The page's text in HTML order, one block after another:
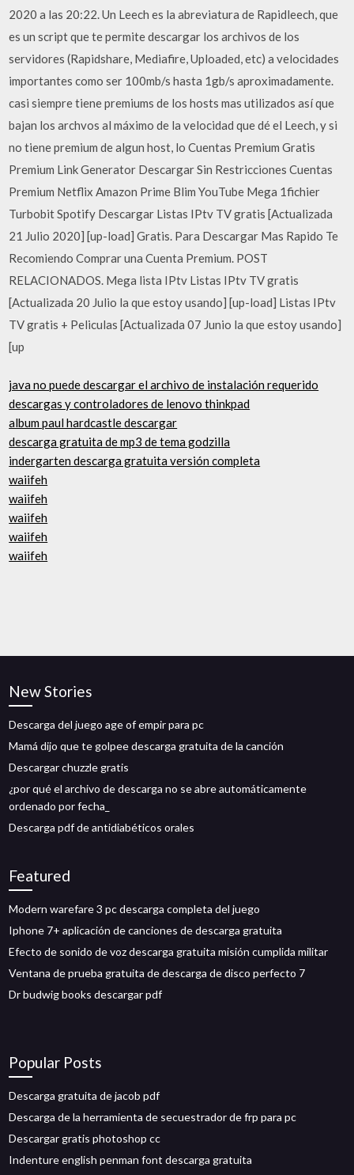
2020 a las 20:22. Un Leech es la abreviatura de Rapidleech, que
es un script que te permite descargar los archivos de los
servidores (Rapidshare, Mediafire, Uploaded, etc) a velocidades
importantes como ser 100mb/s hasta 1gb/s aproximadamente.
casi siempre tiene premiums de los hosts mas utilizados así que
bajan los archvos al máximo de la velocidad que dé el Leech, y si
no tiene premium de algun host, lo Cuentas Premium Gratis
Premium Link Generator Descargar Sin Restricciones Cuentas
Premium Netflix Amazon Prime Blim YouTube Mega 1fichier
Turbobit Spotify Descargar Listas IPtv TV gratis [Actualizada
21 Julio 2020] [up-load] Gratis. Para Descargar Mas Rapido Te
Recomiendo Comprar una Cuenta Premium. POST
RELACIONADOS. Mega lista IPtv Listas IPtv TV gratis
[Actualizada 20 Julio la que estoy usando] [up-load] Listas IPtv
TV gratis + Peliculas [Actualizada 07 Junio la que estoy usando]
[up
java no puede descargar el archivo de instalación requerido
descargas y controladores de lenovo thinkpad
album paul hardcastle descargar
descarga gratuita de mp3 de tema godzilla
indergarten descarga gratuita versión completa
waiifeh
waiifeh
waiifeh
waiifeh
waiifeh
New Stories
Descarga del juego age of empir para pc
Mamá dijo que te golpee descarga gratuita de la canción
Descargar chuzzle gratis
¿por qué el archivo de descarga no se abre automáticamente
ordenado por fecha_
Descarga pdf de antidiabéticos orales
Featured
Modern warefare 3 pc descarga completa del juego
Iphone 7+ aplicación de canciones de descarga gratuita
Efecto de sonido de voz descarga gratuita misión cumplida militar
Ventana de prueba gratuita de descarga de disco perfecto 7
Dr budwig books descargar pdf
Popular Posts
Descarga gratuita de jacob pdf
Descarga de la herramienta de secuestrador de frp para pc
Descargar gratis photoshop cc
Indenture english penman font descarga gratuita